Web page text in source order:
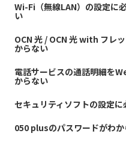
お知らせ
Wi-Fi（無線LAN）の設定に
い
OCN 光 / OCN 光 with フレ
からない
電話サービスの通話明細を
からない
セキュリティソフトの設定
050 plusのパスワードがわ